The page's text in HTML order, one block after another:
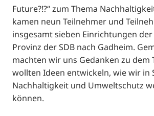
Future?!?“ zum Thema
kamen neun Teilnehmer und
insgesamt sieben Einrichtungen
Provinz der SDB nach Gadheim.
machten wir uns Gedanken zu dem
wollten Ideen entwickeln, wie wir in
Nachhaltigkeit und Umweltschutz
können.